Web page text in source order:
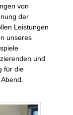
von
der
Leistungen
unseres
und
für die